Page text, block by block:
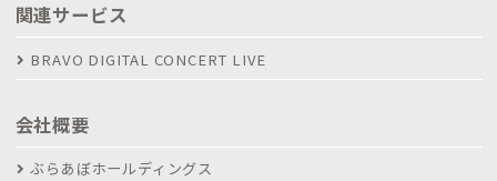
関連サービス
BRAVO DIGITAL CONCERT LIVE
会社概要
ぶらあぼホールディングス